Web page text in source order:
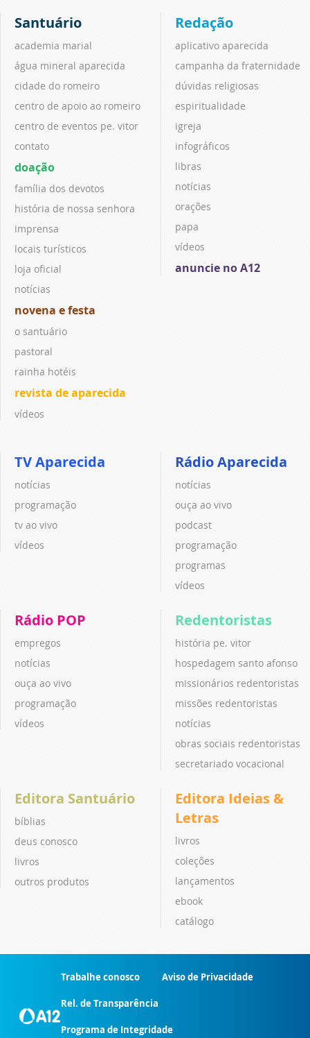
Santuário
academia marial
água mineral aparecida
cidade do romeiro
centro de apoio ao romeiro
centro de eventos pe. vitor
contato
doação
família dos devotos
história de nossa senhora
imprensa
locais turísticos
loja oficial
notícias
novena e festa
o santuário
pastoral
rainha hotéis
revista de aparecida
vídeos
Redação
aplicativo aparecida
campanha da fraternidade
dúvidas religiosas
espiritualidade
igreja
infográficos
libras
notícias
orações
papa
vídeos
anuncie no A12
TV Aparecida
notícias
programação
tv ao vivo
vídeos
Rádio Aparecida
notícias
ouça ao vivo
podcast
programação
programas
vídeos
Rádio POP
empregos
notícias
ouça ao vivo
programação
vídeos
Redentoristas
história pe. vitor
hospedagem santo afonso
missionários redentoristas
missões redentoristas
notícias
obras sociais redentoristas
secretariado vocacional
Editora Santuário
bíblias
deus conosco
livros
outros produtos
Editora Ideias &
Letras
livros
coleções
lançamentos
ebook
catálogo
Trabalhe conosco Aviso de Privacidade
Rel. de Transparência
Programa de Integridade